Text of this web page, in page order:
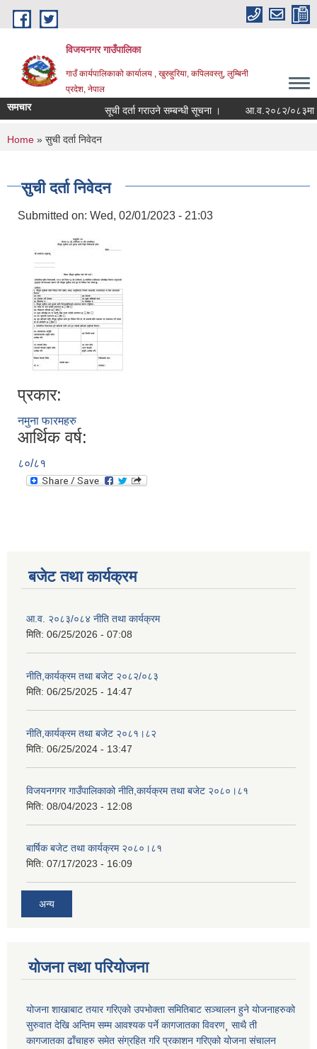
Skip to main content
विजयनगर गाउँपालिका
गाउँ कार्यपालिकाको कार्यालय , खुरुहुरिया, कपिलवस्तु, लुम्बिनी
प्रदेश, नेपाल
समचार सूची दर्ता गराउने सम्बन्धी सूचना । आ.व.२०८२/०८३मा
You are here
Home » सुची दर्ता निवेदन
सुची दर्ता निवेदन
Submitted on: Wed, 02/01/2023 - 21:03
प्रकार:
नमुना फारमहरु
आर्थिक वर्ष:
८०/८१
बजेट तथा कार्यक्रम
आ.व. २०८३/०८४ नीति तथा कार्यक्रम
मिति: 06/25/2026 - 07:08
नीति,कार्यक्रम तथा बजेट २०८२/०८३
मिति: 06/25/2025 - 14:47
नीति,कार्यक्रम तथा बजेट २०८१।८२
मिति: 06/25/2024 - 13:47
विजयनगगर गाउँपालिकाको नीति,कार्यक्रम तथा बजेट २०८०।८१
मिति: 08/04/2023 - 12:08
बार्षिक बजेट तथा कार्यक्रम २०८०।८१
मिति: 07/17/2023 - 16:09
अन्य
योजना तथा परियोजना
योजना शाखाबाट तयार गरिएको उपभोक्ता समितिबाट सञ्चालन हुने योजनाहरुको
सुरुवात देखि अन्तिम सम्म आवश्यक पर्ने कागजातका विवरण¸ साथै ती
कागजातका ढाँचाहरु समेत संग्रहित गरि प्रकाशन गरिएको योजना संचालन